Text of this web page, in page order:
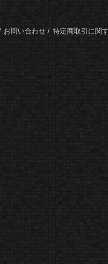
お問い合わせ 特定商取引に関